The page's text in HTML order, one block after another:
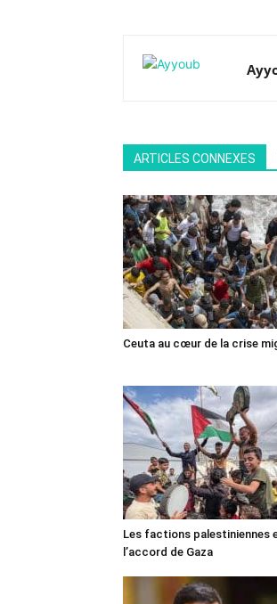
ARTICLES CONNEXES
Ceuta au cœur de la crise
Les factions palestiniennes
l’accord de Gaza